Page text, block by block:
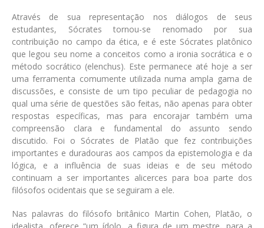
Através de sua representação nos diálogos de seus
estudantes, Sócrates tornou-se renomado por sua
contribuição no campo da ética, e é este Sócrates platônico
que legou seu nome a conceitos como a ironia socrática e o
método socrático (elenchus). Este permanece até hoje a ser
uma ferramenta comumente utilizada numa ampla gama de
discussões, e consiste de um tipo peculiar de pedagogia no
qual uma série de questões são feitas, não apenas para obter
respostas específicas, mas para encorajar também uma
compreensão clara e fundamental do assunto sendo
discutido. Foi o Sócrates de Platão que fez contribuições
importantes e duradouras aos campos da epistemologia e da
lógica, e a influência de suas ideias e de seu método
continuam a ser importantes alicerces para boa parte dos
filósofos ocidentais que se seguiram a ele.
Nas palavras do filósofo britânico Martin Cohen, Platão, o